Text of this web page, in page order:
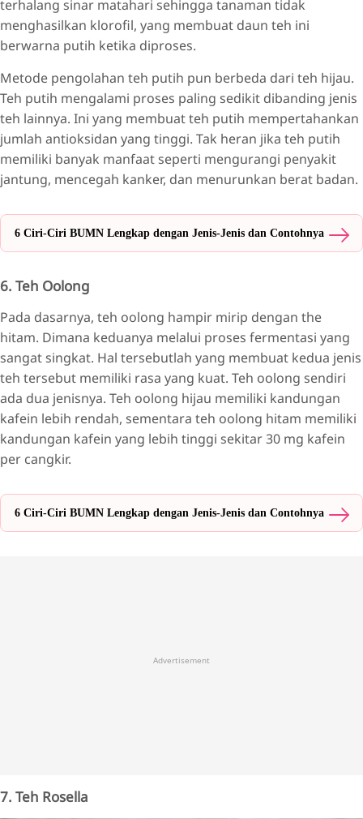
terhalang sinar matahari sehingga tanaman tidak
menghasilkan klorofil, yang membuat daun teh ini
berwarna putih ketika diproses.
Metode pengolahan teh putih pun berbeda dari teh hijau.
Teh putih mengalami proses paling sedikit dibanding jenis
teh lainnya. Ini yang membuat teh putih mempertahankan
jumlah antioksidan yang tinggi. Tak heran jika teh putih
memiliki banyak manfaat seperti mengurangi penyakit
jantung, mencegah kanker, dan menurunkan berat badan.
6 Ciri-Ciri BUMN Lengkap dengan Jenis-Jenis dan Contohnya
6. Teh Oolong
Pada dasarnya, teh oolong hampir mirip dengan the
hitam. Dimana keduanya melalui proses fermentasi yang
sangat singkat. Hal tersebutlah yang membuat kedua jenis
teh tersebut memiliki rasa yang kuat. Teh oolong sendiri
ada dua jenisnya. Teh oolong hijau memiliki kandungan
kafein lebih rendah, sementara teh oolong hitam memiliki
kandungan kafein yang lebih tinggi sekitar 30 mg kafein
per cangkir.
6 Ciri-Ciri BUMN Lengkap dengan Jenis-Jenis dan Contohnya
Advertisement
7. Teh Rosella